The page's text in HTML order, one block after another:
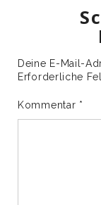
Deine E-Mail-
Erforderliche
Kommentar *